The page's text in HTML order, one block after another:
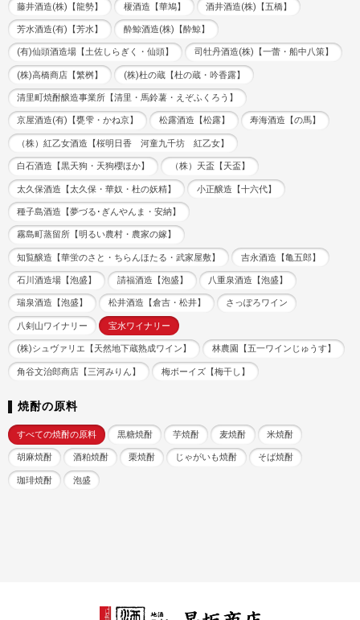
藤井酒造(株)【龍勢】 榎酒造【華鳩】 酒井酒造(株)【五橋】
芳水酒造(有)【芳水】 酔鯨酒造(株)【酔鯨】
(有)仙頭酒造場【土佐しらぎく・仙頭】 司牡丹酒造(株)【一蕾・船中八策】
(株)高橋商店【繁桝】 (株)杜の蔵【杜の蔵・吟香露】
清里町焼酎醸造事業所【清里・馬鈴薯・えぞふくろう】
京屋酒造(有)【甕雫・かね京】 松露酒造【松露】 寿海酒造【の馬】
（株）紅乙女酒造【桜明日香 河童九千坊 紅乙女】
白石酒造【黒天狗・天狗櫻ほか】 （株）天盃【天盃】
太久保酒造【太久保・華奴・杜の妖精】 小正醸造【十六代】
種子島酒造【夢づる･ぎんやんま・安納】
霧島町蒸留所【明るい農村・農家の嫁】
知覧醸造【華蛍のさと・ちらんほたる・武家屋敷】 吉永酒造【亀五郎】
石川酒造場【泡盛】 請福酒造【泡盛】 八重泉酒造【泡盛】
瑞泉酒造【泡盛】 松井酒造【倉吉・松井】 さっぽろワイン
八剣山ワイナリー 宝水ワイナリー
(株)シュヴァリエ【天然地下蔵熟成ワイン】 林農園【五一ワインじゅうす】
角谷文治郎商店【三河みりん】 梅ボーイズ【梅干し】
焼酎の原料
すべての焼酎の原料 黒糖焼酎 芋焼酎 麦焼酎 米焼酎
胡麻焼酎 酒粕焼酎 栗焼酎 じゃがいも焼酎 そば焼酎
珈琲焼酎 泡盛